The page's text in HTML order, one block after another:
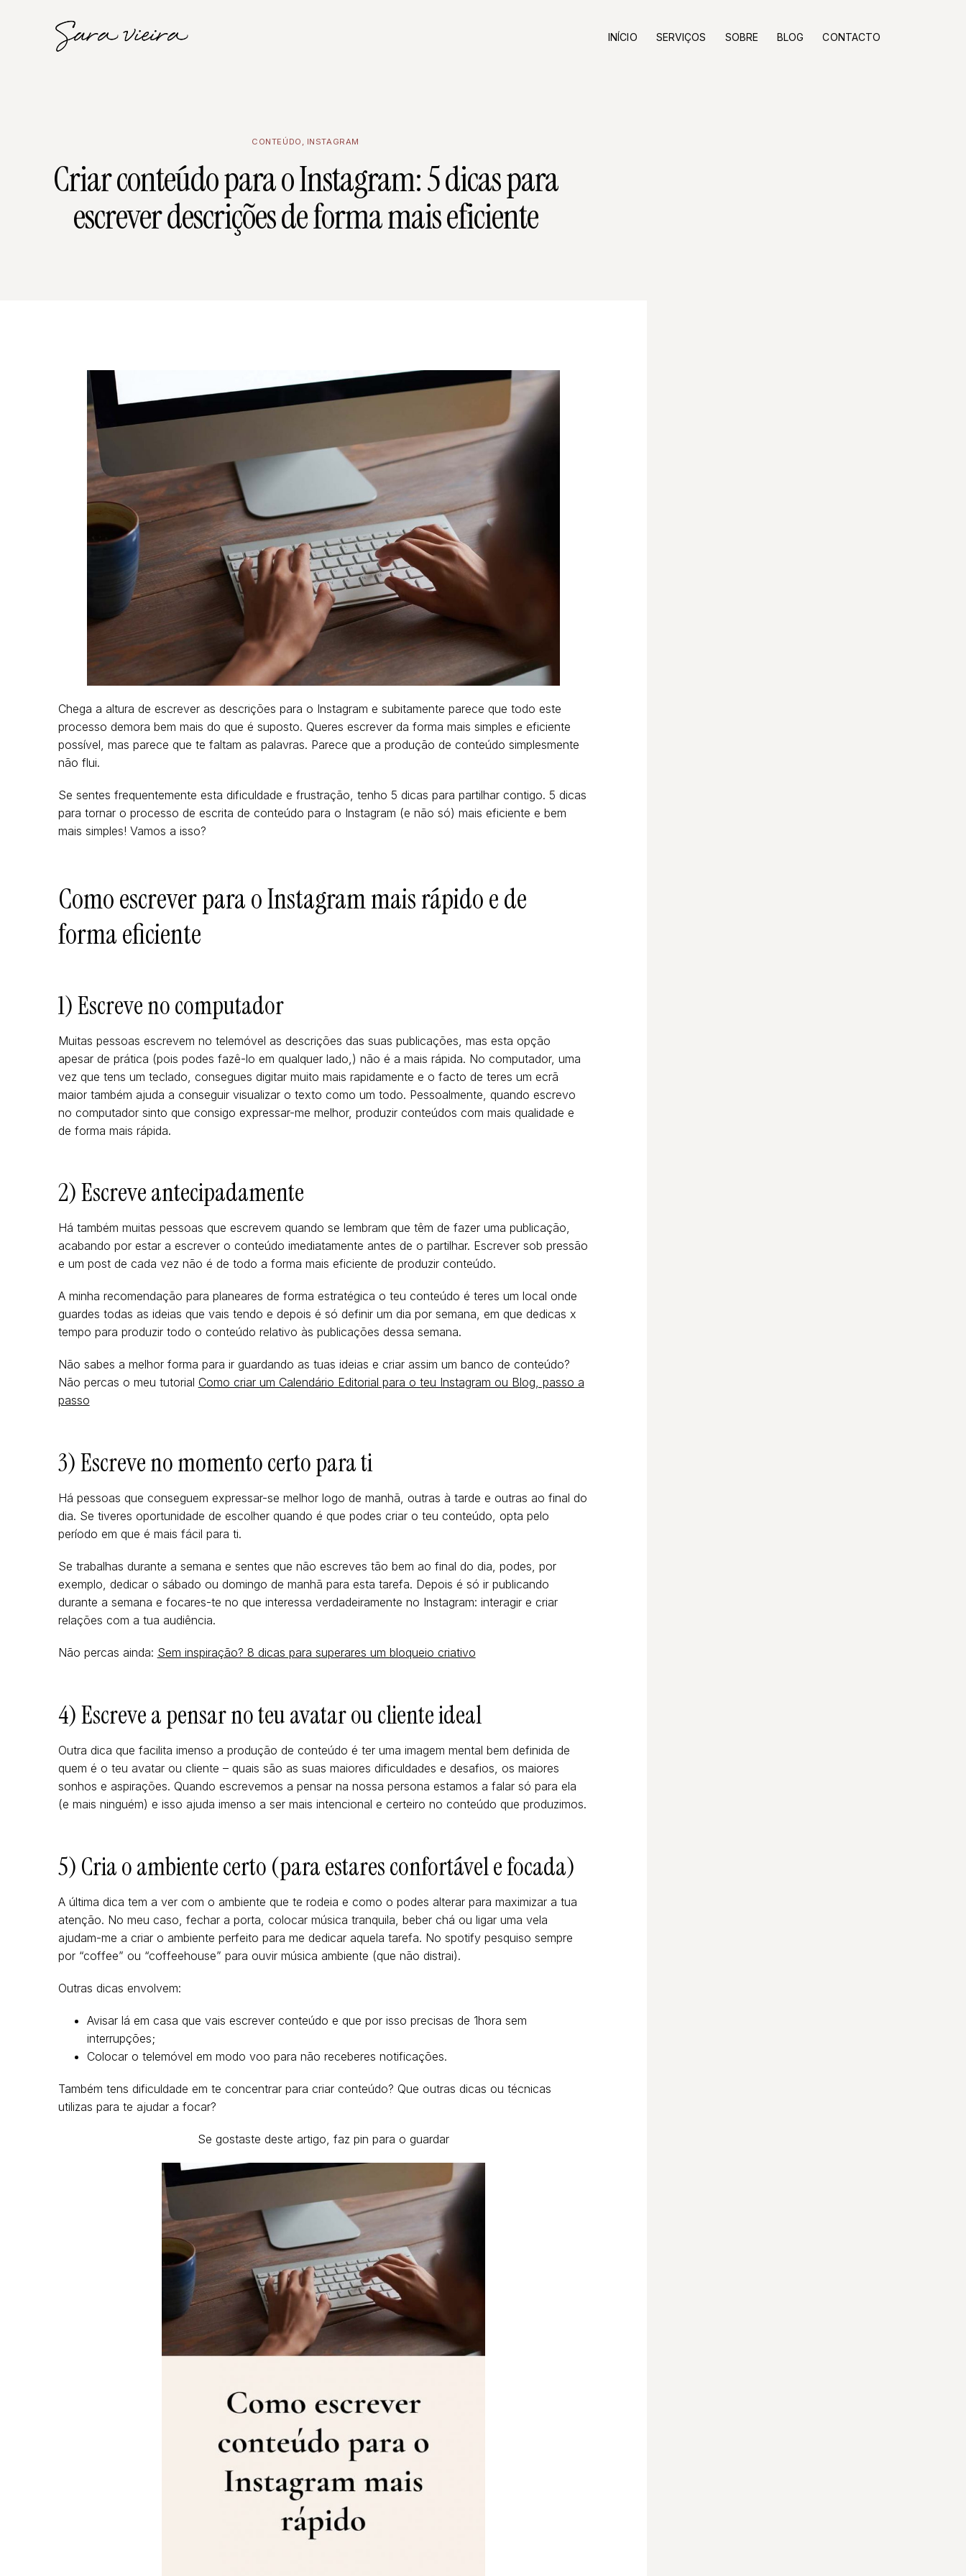
INÍCIO SERVIÇOS SOBRE BLOG CONTACTO
CONTEÚDO INSTAGRAM
Criar conteúdo para o Instagram: 5 dicas para
escrever descrições de forma mais eficiente
Chega a altura de escrever as descrições para o Instagram e subitamente parece que todo este
processo demora bem mais do que é suposto. Queres escrever da forma mais simples e eficiente
possível, mas parece que te faltam as palavras. Parece que a produção de conteúdo simplesmente
não flui.
Se sentes frequentemente esta dificuldade e frustração, tenho 5 dicas para partilhar contigo. 5 dicas
para tornar o processo de escrita de conteúdo para o Instagram (e não só) mais eficiente e bem
mais simples! Vamos a isso?
Como escrever para o Instagram mais rápido e de
forma eficiente
1) Escreve no computador
Muitas pessoas escrevem no telemóvel as descrições das suas publicações, mas esta opção
apesar de prática (pois podes fazê-lo em qualquer lado,) não é a mais rápida. No computador, uma
vez que tens um teclado, consegues digitar muito mais rapidamente e o facto de teres um ecrã
maior também ajuda a conseguir visualizar o texto como um todo. Pessoalmente, quando escrevo
no computador sinto que consigo expressar-me melhor, produzir conteúdos com mais qualidade e
de forma mais rápida.
2) Escreve antecipadamente
Há também muitas pessoas que escrevem quando se lembram que têm de fazer uma publicação,
acabando por estar a escrever o conteúdo imediatamente antes de o partilhar. Escrever sob pressão
e um post de cada vez não é de todo a forma mais eficiente de produzir conteúdo.
A minha recomendação para planeares de forma estratégica o teu conteúdo é teres um local onde
guardes todas as ideias que vais tendo e depois é só definir um dia por semana, em que dedicas x
tempo para produzir todo o conteúdo relativo às publicações dessa semana.
Não sabes a melhor forma para ir guardando as tuas ideias e criar assim um banco de conteúdo?
Não percas o meu tutorial Como criar um Calendário Editorial para o teu Instagram ou Blog, passo a
passo
3) Escreve no momento certo para ti
Há pessoas que conseguem expressar-se melhor logo de manhã, outras à tarde e outras ao final do
dia. Se tiveres oportunidade de escolher quando é que podes criar o teu conteúdo, opta pelo
período em que é mais fácil para ti.
Se trabalhas durante a semana e sentes que não escreves tão bem ao final do dia, podes, por
exemplo, dedicar o sábado ou domingo de manhã para esta tarefa. Depois é só ir publicando
durante a semana e focares-te no que interessa verdadeiramente no Instagram: interagir e criar
relações com a tua audiência.
Não percas ainda: Sem inspiração? 8 dicas para superares um bloqueio criativo
4) Escreve a pensar no teu avatar ou cliente ideal
Outra dica que facilita imenso a produção de conteúdo é ter uma imagem mental bem definida de
quem é o teu avatar ou cliente – quais são as suas maiores dificuldades e desafios, os maiores
sonhos e aspirações. Quando escrevemos a pensar na nossa persona estamos a falar só para ela
(e mais ninguém) e isso ajuda imenso a ser mais intencional e certeiro no conteúdo que produzimos.
5) Cria o ambiente certo (para estares confortável e focada)
A última dica tem a ver com o ambiente que te rodeia e como o podes alterar para maximizar a tua
atenção. No meu caso, fechar a porta, colocar música tranquila, beber chá ou ligar uma vela
ajudam-me a criar o ambiente perfeito para me dedicar aquela tarefa. No spotify pesquiso sempre
por “coffee” ou “coffeehouse” para ouvir música ambiente (que não distrai).
Outras dicas envolvem:
Avisar lá em casa que vais escrever conteúdo e que por isso precisas de 1hora sem
interrupções;
Colocar o telemóvel em modo voo para não receberes notificações.
Também tens dificuldade em te concentrar para criar conteúdo? Que outras dicas ou técnicas
utilizas para te ajudar a focar?
Se gostaste deste artigo, faz pin para o guardar